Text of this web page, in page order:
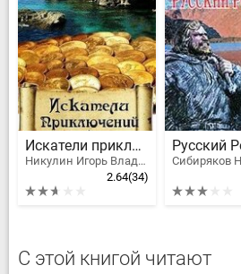
Искатели приключений
Никулин Игорь Владимирович
2.64(34)
Русский
Сибиряков
С этой книгой читают